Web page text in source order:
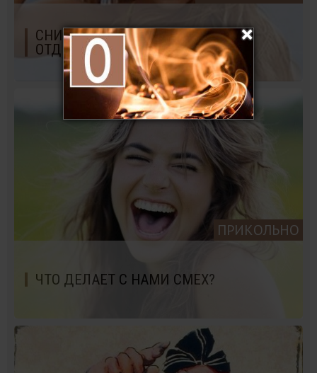
СНИМКИ АННЫ КУРНИКОВОЙ НА
ОТДЫХЕ С ИГЛЕСИАСОМ
ПРИКОЛЬНО
ЧТО ДЕЛАЕТ С НАМИ СМЕХ?